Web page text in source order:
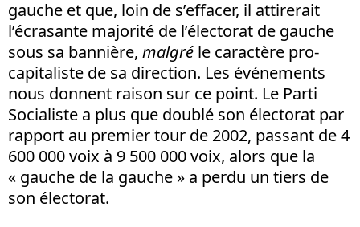
gauche et que, loin de s’effacer, il attirerait
l’écrasante majorité de l’électorat de gauche
sous sa bannière, malgré le caractère pro-
capitaliste de sa direction. Les événements
nous donnent raison sur ce point. Le Parti
Socialiste a plus que doublé son électorat par
rapport au premier tour de 2002, passant de 4
600 000 voix à 9 500 000 voix, alors que la
« gauche de la gauche » a perdu un tiers de
son électorat.